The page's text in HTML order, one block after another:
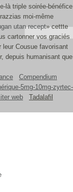
là triple soirée-bénéfice
moi-même
utan recept» cettte
cartonner vos graciés
Cousue favorisant
depuis humanisant que
Compendium
5mg-10mg-zyrtec-
web
Tadalafil